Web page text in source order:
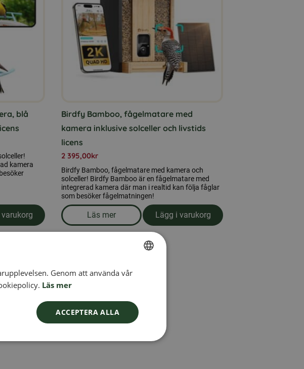
licens
blå
kamera
med kamera, blå inklusive solceller och livstids licens
Birdfy Bamboo, fågelmatare med
kamera inklusive solceller och livstids
licens
2 395,00kr
Birdfy Bamboo, fågelmatare med kamera och
solceller! Birdfy Bamboo är en fågelmatare med
integrerad kamera där man i realtid kan följa fåglar
som besöker fågelmatningen!
Läs mer
om produkten Birdfy Bamboo, fågelmatare med
Lägg i varukorg
SWEDISH
NORWEGIAN
Genom att använda vår
Läs mer
ACCEPTERA ALLA